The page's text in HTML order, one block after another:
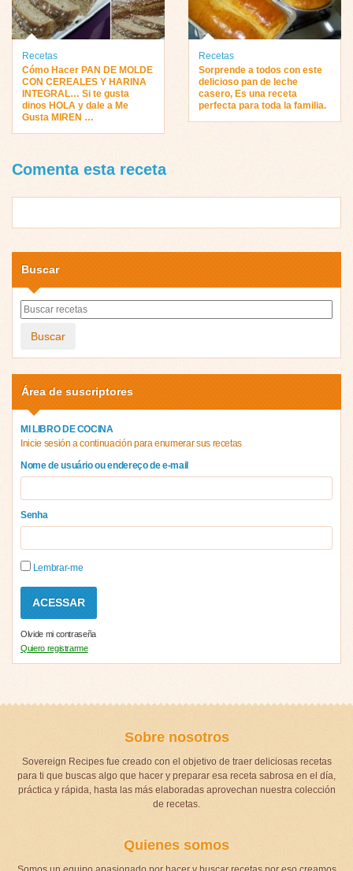
Recetas
Cómo Hacer PAN DE MOLDE
CON CEREALES Y HARINA
INTEGRAL… Si te gusta
dinos HOLA y dale a Me
Gusta MIREN …
Recetas
Sorprende a todos con este
delicioso pan de leche
casero, Es una receta
perfecta para toda la familia.
Comenta esta receta
Buscar
Buscar
Área de suscriptores
MI LIBRO DE COCINA
Inicie sesión a continuación para enumerar sus recetas
Nome de usuário ou endereço de e-mail
Senha
Lembrar-me
Olvide mi contraseña
Quiero registrarme
Sobre nosotros
Sovereign Recipes fue creado con el objetivo de traer deliciosas recetas
para ti que buscas algo que hacer y preparar esa receta sabrosa en el día,
práctica y rápida, hasta las más elaboradas aprovechan nuestra colección
de recetas.
Quienes somos